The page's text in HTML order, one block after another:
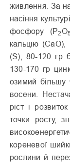
живлення. За
насіння
фос­фору (P2O5
кальцію (СаО),
(S), 80-120 гр
130-170 гр
озимий більшу
восени.
ріст і
точки росту,
кореневої
рослини й